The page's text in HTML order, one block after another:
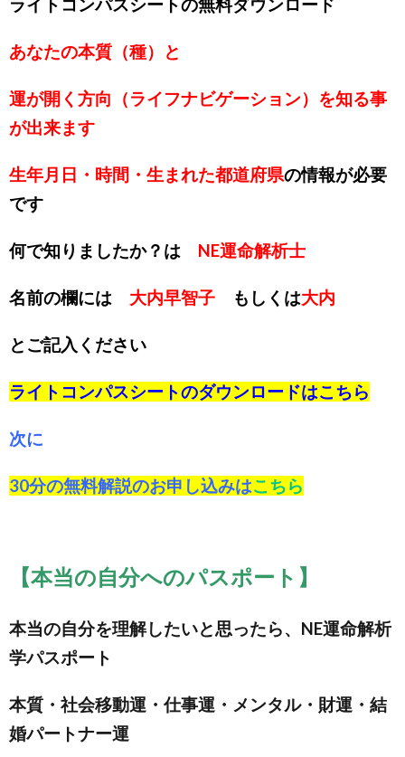
ライトコンパスシートの無料ダウンロード
あなたの本質（種）と
運が開く方向（ライフナビゲーション）を知る事
が出来ます
生年月日・時間・生まれた都道府県の情報が必要
です
何で知りましたか？は NE運命解析士
名前の欄には 大内早智子 もしくは大内
とご記入ください
ライトコンパスシートのダウンロードはこちら
次に
30分の無料解説のお申し込みはこちら
【本当の自分へのパスポート】
本当の自分を理解したいと思ったら、NE運命解析
学パスポート
本質・社会移動運・仕事運・メンタル・財運・結
婚パートナー運